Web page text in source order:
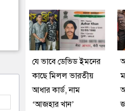
যে ভাবে ডেভিড ইমনের
কাছে মিলল ভারতীয়
আধার কার্ড, নাম
‘আজহার খান’